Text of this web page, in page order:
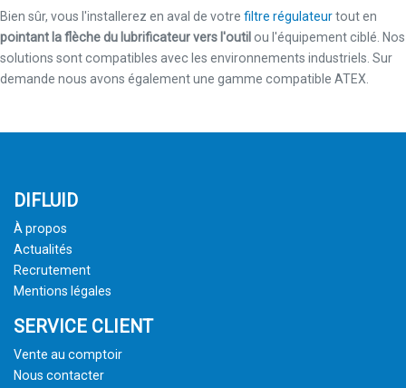
Bien sûr, vous l'installerez en aval de votre filtre régulateurtout en
pointant la flèche du lubrificateur vers l'outil ou l'équipement ciblé. Nos
solutions sont compatibles avec les environnements industriels. Sur
demande nous avons également une gamme compatible ATEX.
DIFLUID
À propos
Actualités
Recrutement
Mentions légales
SERVICE CLIENT
Vente au comptoir
Nous contacter